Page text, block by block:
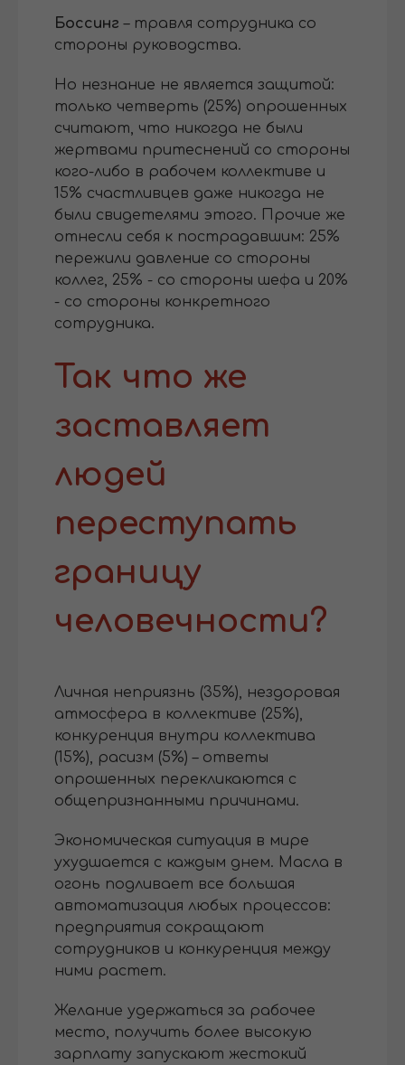
Боссинг – травля сотрудника со
стороны руководства.
Но незнание не является защитой:
только четверть (25%) опрошенных
считают, что никогда не были
жертвами притеснений со стороны
кого-либо в рабочем коллективе и
15% счастливцев даже никогда не
были свидетелями этого. Прочие же
отнесли себя к пострадавшим: 25%
пережили давление со стороны
коллег, 25% - со стороны шефа и 20%
- со стороны конкретного
сотрудника.
Так что же
заставляет
людей
переступать
границу
человечности?
Личная неприязнь (35%), нездоровая
атмосфера в коллективе (25%),
конкуренция внутри коллектива
(15%), расизм (5%) – ответы
опрошенных перекликаются с
общепризнанными причинами.
Экономическая ситуация в мире
ухудшается с каждым днем. Масла в
огонь подливает все большая
автоматизация любых процессов:
предприятия сокращают
сотрудников и конкуренция между
ними растет.
Желание удержаться за рабочее
место, получить более высокую
зарплату запускают жестокий